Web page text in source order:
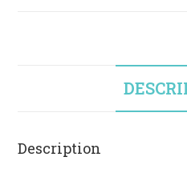
Description